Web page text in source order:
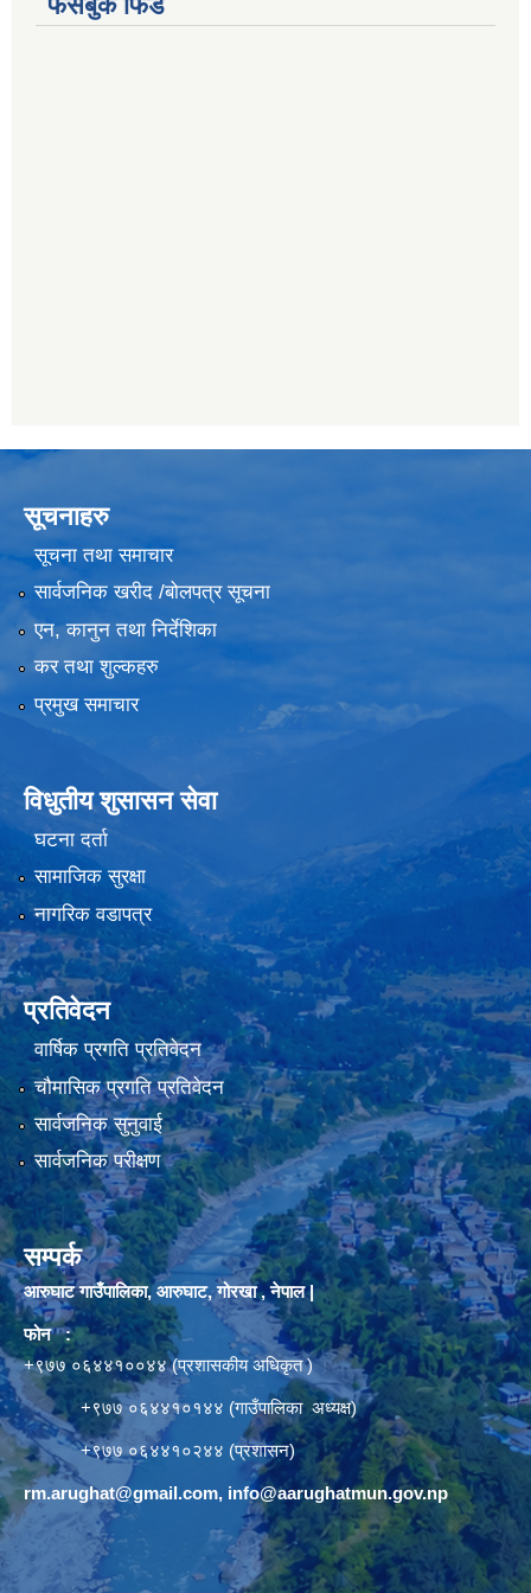
सूचनाहरु
सूचना तथा समाचार
सार्वजनिक खरीद /बोलपत्र सूचना
एन, कानुन तथा निर्देशिका
कर तथा शुल्कहरु
प्रमुख समाचार
विधुतीय शुसासन सेवा
घटना दर्ता
सामाजिक सुरक्षा
नागरिक वडापत्र
प्रतिवेदन
वार्षिक प्रगति प्रतिवेदन
चौमासिक प्रगति प्रतिवेदन
सार्वजनिक सुनुवाई
सार्वजनिक परीक्षण
सम्पर्क
आरुघाट गाउँपालिका, आरुघाट, गोरखा , नेपाल |
फोन :
+९७७ ०६४४१००४४ (प्रशासकीय अधिकृत )
+९७७ ०६४४१०१४४ (गाउँपालिका अध्यक्ष)
+९७७ ०६४४१०२४४ (प्रशासन)
rm.arughat@gmail.com, info@aarughatmun.gov.np